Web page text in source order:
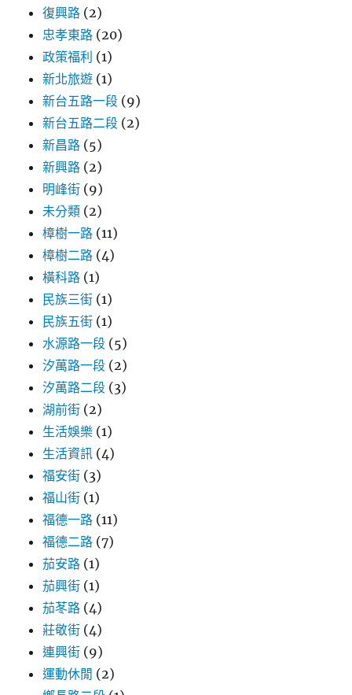
復興路 (2)
忠孝東路 (20)
政策福利 (1)
新北旅遊 (1)
新台五路一段 (9)
新台五路二段 (2)
新昌路 (5)
新興路 (2)
明峰街 (9)
未分類 (2)
樟樹一路 (11)
樟樹二路 (4)
橫科路 (1)
民族三街 (1)
民族五街 (1)
水源路一段 (5)
汐萬路一段 (2)
汐萬路二段 (3)
湖前街 (2)
生活娛樂 (1)
生活資訊 (4)
福安街 (3)
福山街 (1)
福德一路 (11)
福德二路 (7)
茄安路 (1)
茄興街 (1)
茄苳路 (4)
莊敬街 (4)
連興街 (9)
運動休閒 (2)